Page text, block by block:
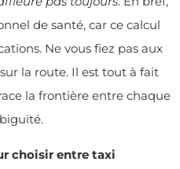
de santé, car ce calcul
Ne vous fiez pas aux
la route. Il est tout à fait
la frontière entre chaque
choisir entre taxi